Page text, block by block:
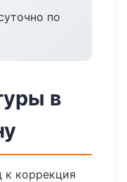
по
в
к коррекция